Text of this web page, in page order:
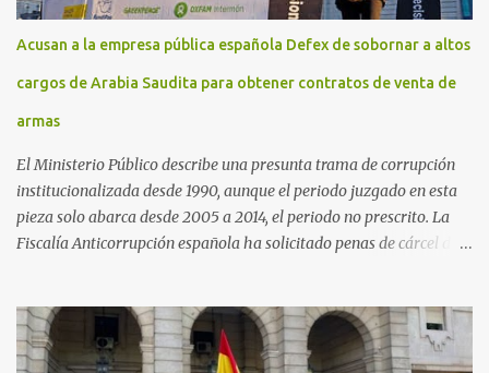
Acusan a la empresa pública española Defex de sobornar a altos
cargos de Arabia Saudita para obtener contratos de venta de
armas
El Ministerio Público describe una presunta trama de corrupción
institucionalizada desde 1990, aunque el periodo juzgado en esta
pieza solo abarca desde 2005 a 2014, el periodo no prescrito. La
Fiscalía Anticorrupción española ha solicitado penas de cárcel de
Arabia Saudita a través de la empresa pública española Defex,
disuelta. El fiscal Conrado Saiz describe en su escrito de